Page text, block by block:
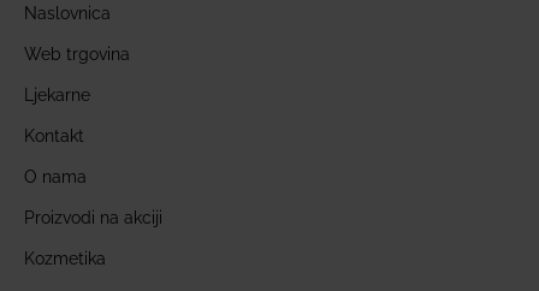
Naslovnica
Web trgovina
Ljekarne
Kontakt
O nama
Proizvodi na akciji
Kozmetika